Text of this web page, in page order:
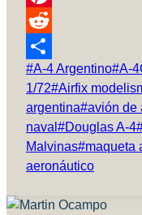
Pinterest
Reddit
Compartir
Etiquetas
de
la
entrada:
#A-4 Argentino#A-
1/72#Airfix
argentina#avión de
naval #Douglas A-4
Malvinas#maqueta
aeronáutico